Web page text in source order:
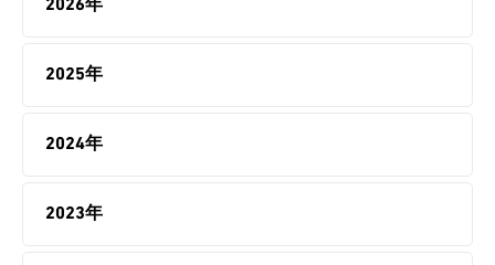
2026年
2025年
2024年
2023年